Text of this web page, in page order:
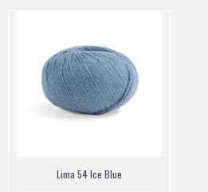
Lima 54 Ice Blue